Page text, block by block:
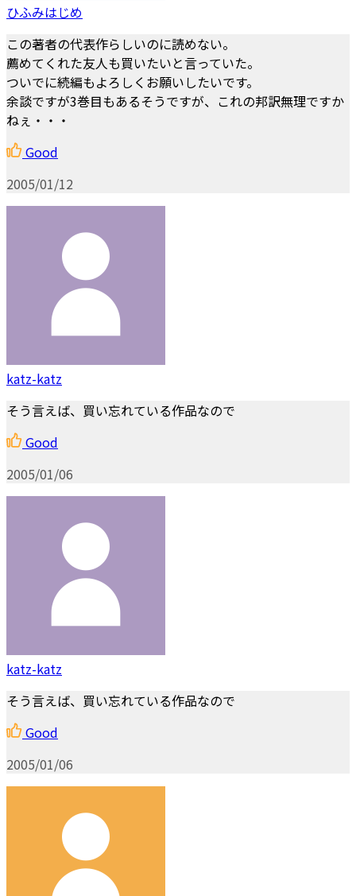
ひふみはじめ
この著者の代表作らしいのに読めない。
薦めてくれた友人も買いたいと言っていた。
ついでに続編もよろしくお願いしたいです。
余談ですが3巻目もあるそうですが、これの邦訳無理ですか
ねぇ・・・
Good
2005/01/12
katz-katz
そう言えば、買い忘れている作品なので
Good
2005/01/06
katz-katz
そう言えば、買い忘れている作品なので
Good
2005/01/06